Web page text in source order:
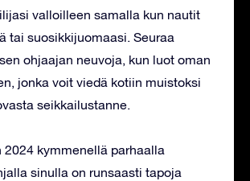
valloilleen samalla kun nautit
tai suosikkijuomaasi. Seuraa
ohjaajan neuvoja, kun luot oman
jonka voit viedä kotiin muistoksi
seikkailustanne.
2024 kymmenellä parhaalla
sinulla on runsaasti tapoja